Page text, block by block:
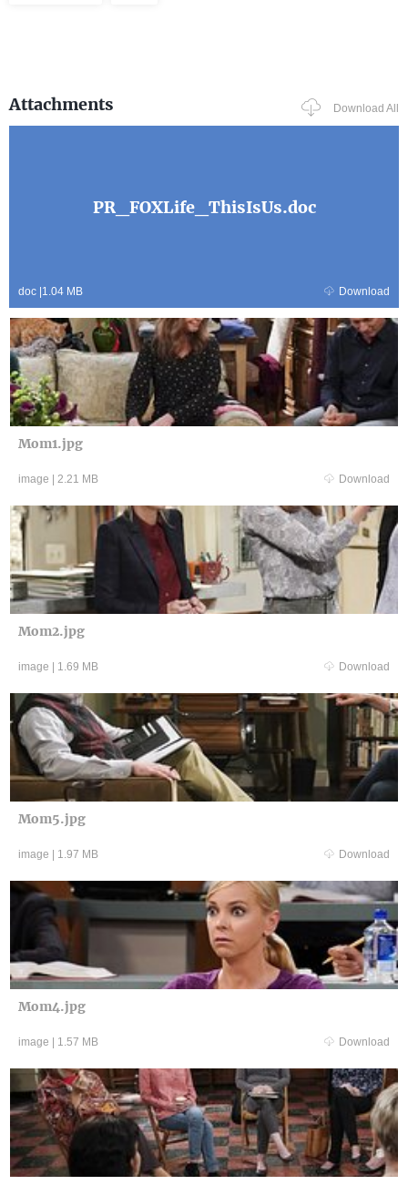
Attachments Download All
PR_FOXLife_ThisIsUs.doc
doc 1.04 MB Download
Mom1.jpg
image 2.21 MB Download
Mom2.jpg
image 1.69 MB Download
Mom5.jpg
image 1.97 MB Download
Mom4.jpg
image 1.57 MB Download